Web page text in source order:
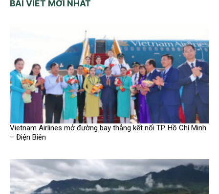
BÀI VIẾT MỚI NHẤT
Vietnam Airlines mở đường bay thẳng kết nối TP. Hồ Chí Minh
– Điện Biên